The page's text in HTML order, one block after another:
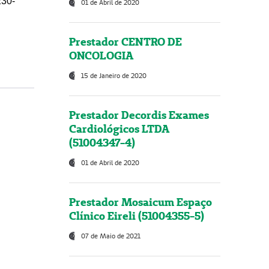
01 de Abril de 2020
Prestador CENTRO DE
ONCOLOGIA
15 de Janeiro de 2020
Prestador Decordis Exames
Cardiológicos LTDA
(51004347-4)
01 de Abril de 2020
Prestador Mosaicum Espaço
Clínico Eireli (51004355-5)
07 de Maio de 2021